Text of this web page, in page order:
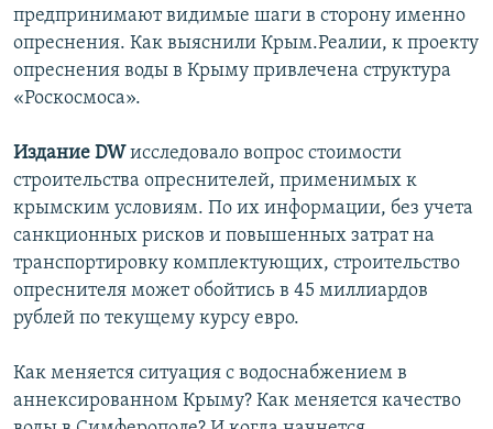
предпринимают видимые шаги в сторону именно
опреснения. Как выяснили Крым.Реалии, к проекту
опреснения воды в Крыму привлечена структура
«Роскосмоса».
Издание DWисследовало вопрос стоимости
строительства опреснителей, применимых к
крымским условиям. По их информации, без учета
санкционных рисков и повышенных затрат на
транспортировку комплектующих, строительство
опреснителя может обойтись в 45 миллиардов
рублей по текущему курсу евро.
Как меняется ситуация с водоснабжением в
аннексированном Крыму? Как меняется качество